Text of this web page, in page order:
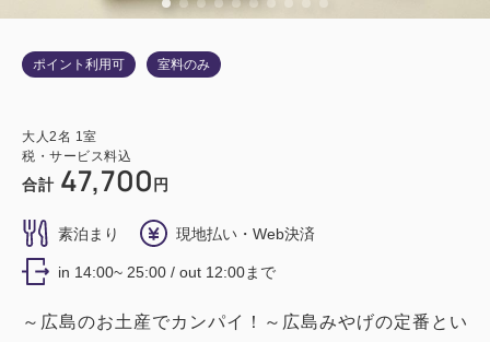
ポイント利用可 室料のみ
大人2名 1室
税・サービス料込
合計 47,700 円
素泊まり 現地払い・Web決済
in 14:00~ 25:00 / out 12:00まで
～広島のお土産でカンパイ！～広島みやげの定番とい